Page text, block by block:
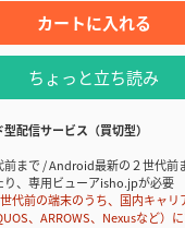
カートに入れる
ちょっと立ち読み
配信サービス（買切型）
前まで / Android最新の２世代前
、専用ビューアisho.jpが必要
前の端末のうち、国内キャリ
、ARROWS、Nexusなど）